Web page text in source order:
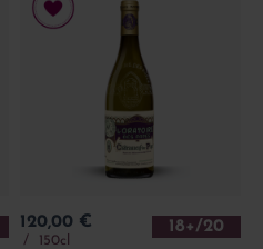
Prix
120,00 €
150cl
18+/20